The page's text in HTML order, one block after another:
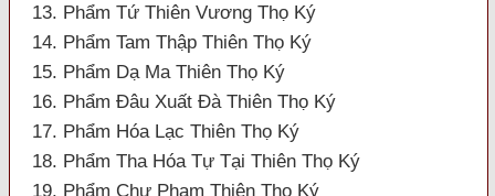
13. Phẩm Tứ Thiên Vương Thọ Ký
14. Phẩm Tam Thập Thiên Thọ Ký
15. Phẩm Dạ Ma Thiên Thọ Ký
16. Phẩm Đâu Xuất Đà Thiên Thọ Ký
17. Phẩm Hóa Lạc Thiên Thọ Ký
18. Phẩm Tha Hóa Tự Tại Thiên Thọ Ký
19. Phẩm Chư Phạm Thiên Thọ Ký